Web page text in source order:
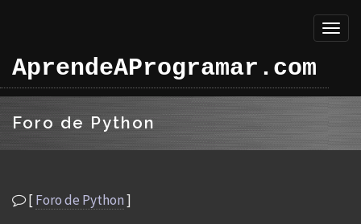
AprendeAProgramar.com
Foro de Python
[Foro de Python]